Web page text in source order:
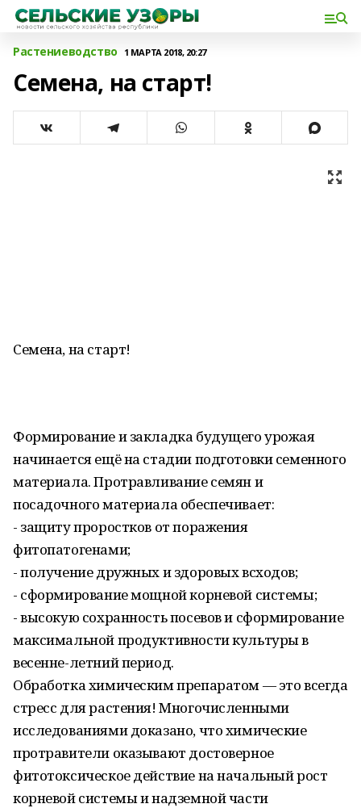
Растениеводство 1 МАРТА 2018, 20:27
Семена, на старт!
Семена, на старт!
Формирование и закладка будущего урожая
начинается ещё на стадии подготовки семенного
материала. Протравливание семян и
посадочного материала обеспечивает:
- защиту проростков от поражения
фитопатогенами;
- получение дружных и здоровых всходов;
- сформирование мощной корневой системы;
- высокую сохранность посевов и сформирование
максимальной продуктивности культуры в
весенне-летний период.
Обработка химическим препаратом — это всегда
стресс для растения! Многочисленными
исследованиями доказано, что химические
протравители оказывают достоверное
фитотоксическое действие на начальный рост
корневой системы и надземной части